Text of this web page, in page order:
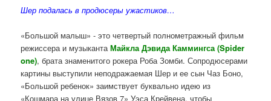
Шер подалась в продюсеры ужастиков…
«Большой малыш» - это четвертый полнометражный фильм
режиссера и музыкантаМайкла Дэвида Каммингса (Spider
one), брата знаменитого рокера Роба Зомби. Сопродюсерами
картины выступили неподражаемая Шер и ее сын Чаз Боно,
«Большой ребенок» заимствует буквально идею из
«Кошмара на улице Вязов 7» Уэса Крейвена, чтобы